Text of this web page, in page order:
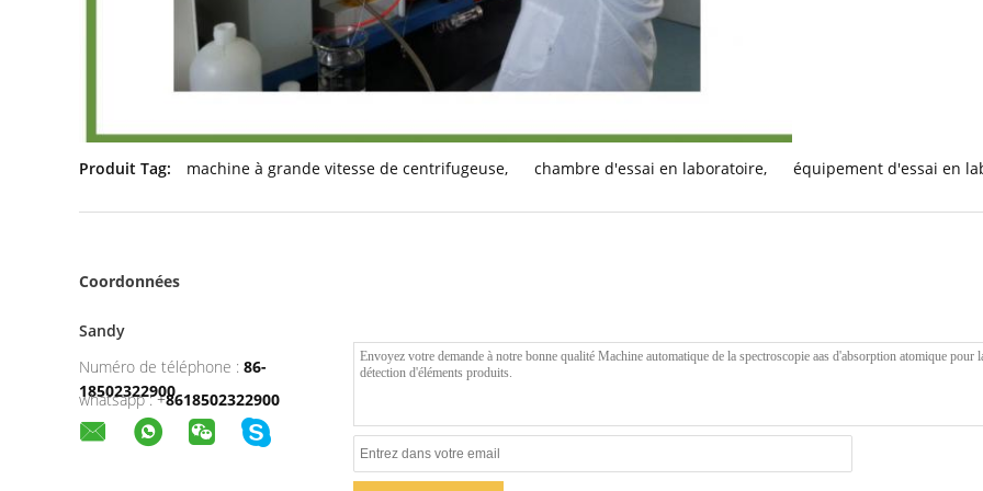
Produit Tag: machine à grande vitesse de centrifugeuse, chambre d'essai en laboratoire, équipement d'essai en
Coordonnées
Sandy
Numéro de téléphone : 86-
18502322900
whatsapp :+8618502322900